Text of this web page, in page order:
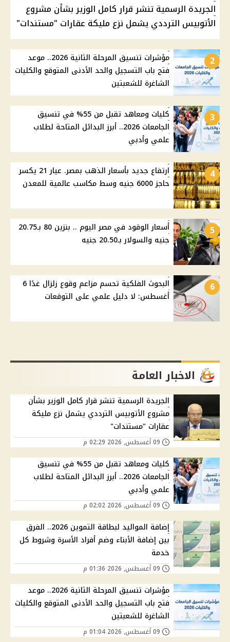
الجريدة الرسمية تنشر قرار كامل الوزير بشأن مشروع
الأتوبيس الترددي يشمل نزع مليكة عقارات "مستندات"
2
مؤشرات تنسيق المرحلة الثانية 2026.. موعد
فتح باب التسجيل والحد الأدنى المتوقع والكليات
الشاغرة للشعبتين
3
كليات ومعاهد تقبل من 55% في تنسيق
الجامعات 2026.. أبرز البدائل المتاحة لطلاب
علمي وأدبي
4
ارتفاع جديد بأسعار الذهب بمصر. عيار 21 يكسر
حاجز 6000 جنيه وسط مكاسب عالمية للمعدن
5
أسعار الوقود في مصر اليوم .. بنزين 80 بـ20.75
جنيه والسولار بـ20.50 جنيه
6
البحوث الفلكية تحسم مزاعم وقوع زلزال غدًا 6
أغسطس: لا دليل علمي على التوقعات
الاخبار العامة
الجريدة الرسمية تنشر قرار كامل الوزير بشأن
مشروع الأتوبيس الترددي يشمل نزع مليكة
عقارات "مستندات"
كليات ومعاهد تقبل من 55% في تنسيق
الجامعات 2026.. أبرز البدائل المتاحة لطلاب
علمي وأدبي
إضافة المواليد لبطاقة التموين 2026.. الفرق
بين إضافة الأبناء وضم أفراد الأسرة وشروط كل
خدمة
مؤشرات تنسيق المرحلة الثانية 2026.. موعد
فتح باب التسجيل والحد الأدنى المتوقع والكليات
الشاغرة للشعبتين